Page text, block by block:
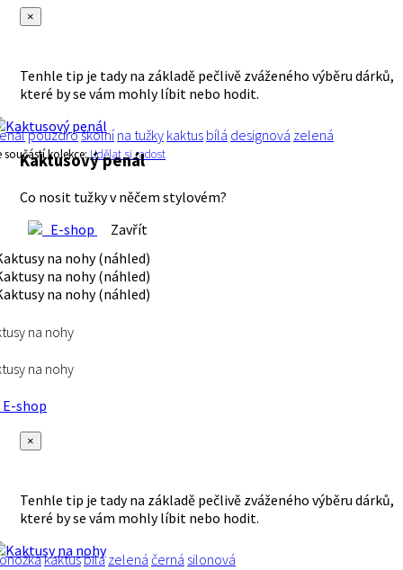
×
Tenhle tip je tady na základě pečlivě zváženého výběru dárků,
které by se vám mohly líbit nebo hodit.
pouzdroškolní na tužky kaktus bílá designová zelená
součástí kolekce:Udělat si radost
Kaktusový penál
Co nosit tužky v něčem stylovém?
E-shop
Zavřít
na nohy
na nohy
shop
×
Tenhle tip je tady na základě pečlivě zváženého výběru dárků,
které by se vám mohly líbit nebo hodit.
kaktusbílá zelená černá silonová